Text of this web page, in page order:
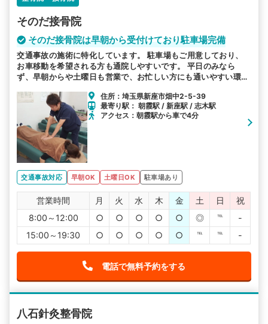
そのだ接骨院
そのだ接骨院は早朝から受付けており駐車場完備
交通事故の施術に特化しています。 駐車場もご用意しており、
お車移動を希望される方も通院しやすいです。 平日のみなら
ず、早朝からや土曜日も営業で、お忙しい方にも通いやすい環境
住所：埼玉県新座市畑中2-5-39
最寄り駅： 朝霞駅 / 新座駅 / 志木駅
アクセス：朝霞駅から車で4分
交通事故対応 早朝OK 土曜日OK 駐車場あり
営業時間 月 火 水 木 金 土 日
祝
8:00～12:00
○ ○ ○ ○ ○ ◎ ℡
-
15:00～19:30
○ ○ ○ ○ ○ ℡ ℡ -
電話で無料予約をする
八石針灸整骨院